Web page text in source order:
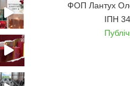
ФОП Лантух
ІПН